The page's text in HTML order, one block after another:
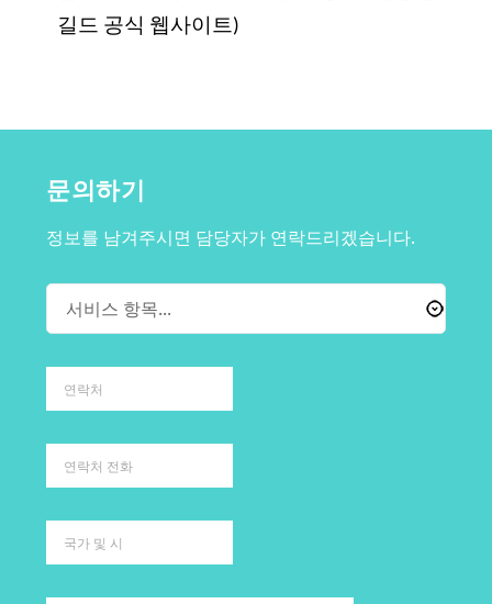
길드 공식 웹사이트)
문의하기
정보를 남겨주시면 담당자가 연락드리겠습니다.